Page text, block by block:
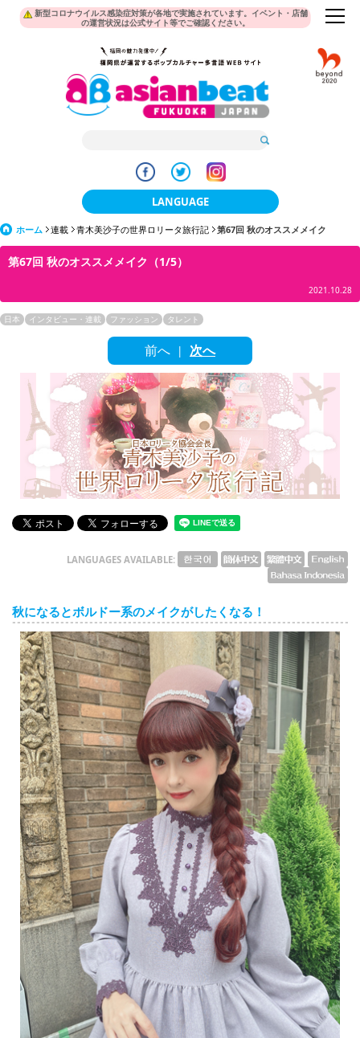
新型コロナウイルス感染症対策が各地で実施されています。イベント・店舗
の運営状況は公式サイト等でご確認ください。
LANGUAGE
日本語
한국어
繁體中文
English
ภาษาไทย
tiéng Viêt
Bahasa Indonesia
ホーム 連載 青木美沙子の世界ロリータ旅行記 第67回 秋のオススメメイク
第67回 秋のオススメメイク（1/5）
2021.10.28
日本 インタビュー・連載 ファッション タレント
前へ | 次へ
LANGUAGES AVAILABLE:
秋になるとボルドー系のメイクがしたくなる！